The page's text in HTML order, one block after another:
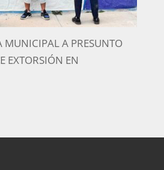
MUNICIPAL A PRESUNTO
EXTORSIÓN EN